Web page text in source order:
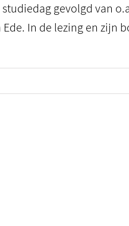
gevolgd van
In de lezing en zijn